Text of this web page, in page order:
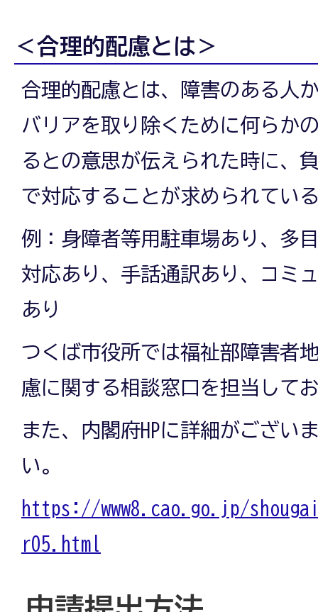
＜合理的配慮とは＞
合理的配慮とは、障害のある人
バリアを取り除くために何らか
るとの意思が伝えられた時に、
で対応することが求められてい
例：身障者等用駐車場あり、多
対応あり、手話通訳あり、コミ
あり
つくば市役所では福祉部障害者
慮に関する相談窓口を担当して
また、内閣府HPに詳細がござい
い。
https://www8.cao.go.jp/
r05.html